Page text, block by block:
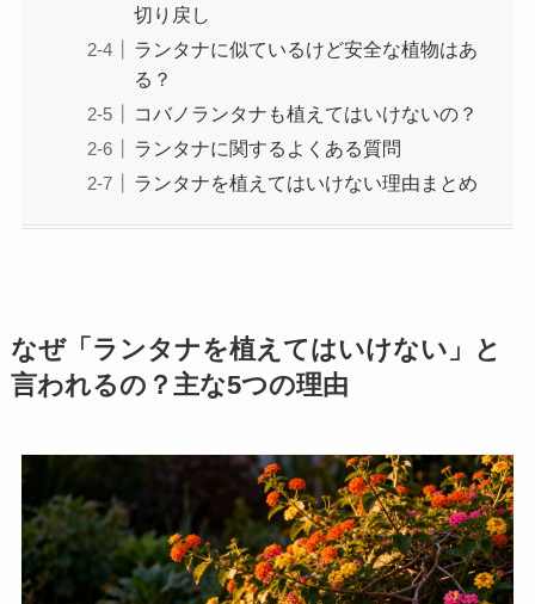
切り戻し
ランタナに似ているけど安全な植物はあ
る？
コバノランタナも植えてはいけないの？
ランタナに関するよくある質問
ランタナを植えてはいけない理由まとめ
なぜ「ランタナを植えてはいけない」と
言われるの？主な5つの理由